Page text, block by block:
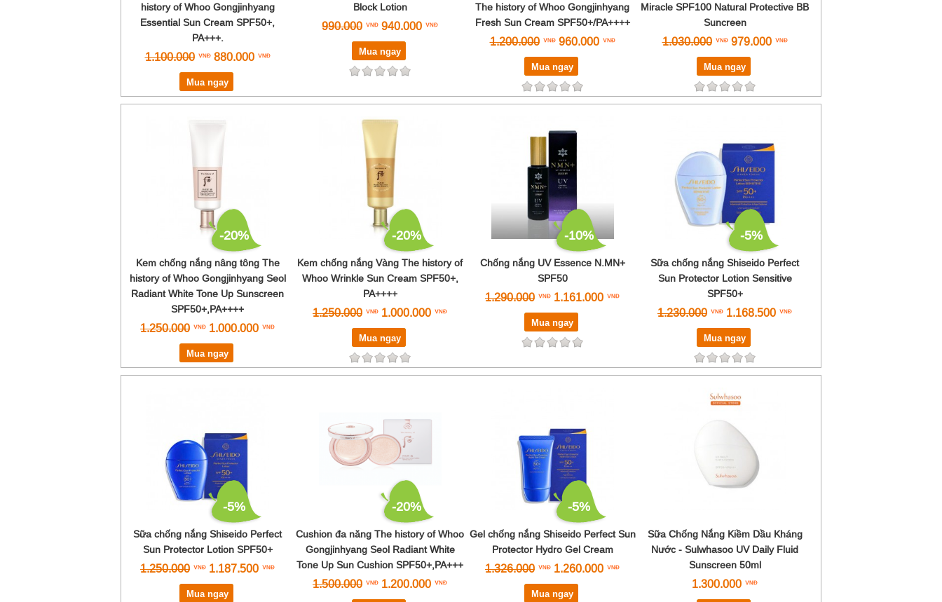
history of Whoo Gongjinhyang
Essential Sun Cream SPF50+,
PA+++.
1.100.000 880.000
Mua ngay
Block Lotion
990.000 940.000
Mua ngay
The history of Whoo Gongjinhyang
Fresh Sun Cream SPF50+/PA++++
1.200.000 960.000
Mua ngay
Miracle SPF100 Natural Protective BB
Suncreen
1.030.000 979.000
Mua ngay
-20%
Kem chống nắng nâng tông The
history of Whoo Gongjinhyang Seol
Radiant White Tone Up Sunscreen
SPF50+,PA++++
1.250.000 1.000.000
Mua ngay
-20%
Kem chống nắng Vàng The history of
Whoo Wrinkle Sun Cream SPF50+,
PA++++
1.250.000 1.000.000
Mua ngay
-10%
Chống nắng UV Essence N.MN+
SPF50
1.290.000 1.161.000
Mua ngay
-5%
Sữa chống nắng Shiseido Perfect
Sun Protector Lotion Sensitive
SPF50+
1.230.000 1.168.500
Mua ngay
-5%
Sữa chống nắng Shiseido Perfect
Sun Protector Lotion SPF50+
1.250.000 1.187.500
Mua ngay
-20%
Cushion đa năng The history of Whoo
Gongjinhyang Seol Radiant White
Tone Up Sun Cushion SPF50+,PA+++
1.500.000 1.200.000
-5%
Gel chống nắng Shiseido Perfect Sun
Protector Hydro Gel Cream
1.326.000 1.260.000
Mua ngay
Sữa Chống Nắng Kiềm Dầu Kháng
Nước - Sulwhasoo UV Daily Fluid
Sunscreen 50ml
1.300.000